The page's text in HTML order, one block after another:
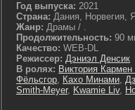
Год выпуска: 2021
Страна: Дания, Норвегия,
Жанр: Драмы / .
Продолжительность: 90
Качество: WEB-DL
Режиссер: Дэниэл Денсик
В ролях: Виктория
Фёльсгор, Кахо Минами,
Smith-Meyer, Kwamie Liv,